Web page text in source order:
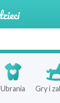
Produkty
Sklepy
Ubrania Gry i